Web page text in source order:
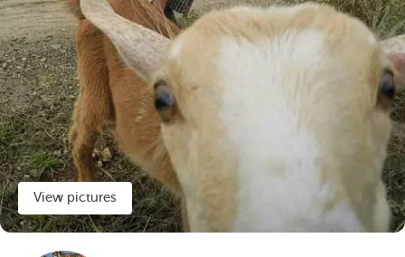
View pictures